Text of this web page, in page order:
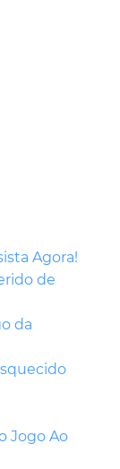
Agora!
de
da
Jogo Ao